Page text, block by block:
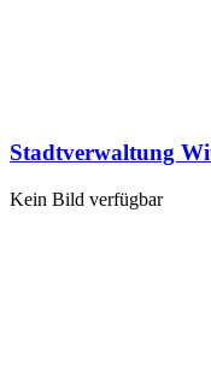
Stadtverwaltung
Kein Bild verfügbar